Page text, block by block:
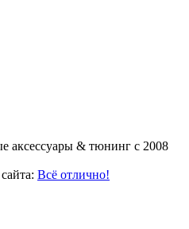
аксессуары & тюнинг с 2008
Всё отлично!